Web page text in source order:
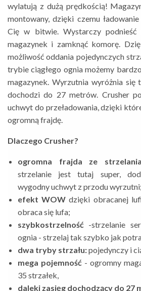
wylatują z dużą prędkością!
montowany, dzięki czemu
Cię w bitwie. Wystarczy podnieść
magazynek i zamknąć komorę.
możliwość oddania pojedynczych
trybie ciągłego ognia możemy
magazynek. Wyrzutnia wyróżnia się
dochodzi do 27 metrów. Crusher
uchwyt do przeładowania, dzięki
ogromną frajdę.
Dlaczego Crusher?
ogromna frajda ze strzelania
strzelanie jest tutaj super,
wygodny uchwyt z przodu wyrzutni;
efekt WOW dzięki obracanej
obraca się lufa;
szybkostrzelność -strzelanie
ognia - strzelaj tak szybko jak
dwa tryby strzału:pojedynczy i
mega pojemność - ogromny
35 strzałek,
daleki zasięg dochodzący do 27